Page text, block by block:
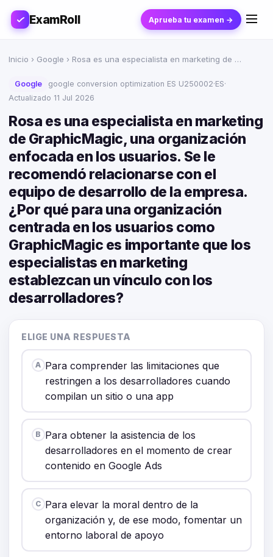
ExamRoll Aprueba tu examen →
Inicio › Google › Rosa es una especialista en marketing de …
Google google conversion optimization ES U250002·ES·
Actualizado 11 Jul 2026
Rosa es una especialista en marketing
de GraphicMagic, una organización
enfocada en los usuarios. Se le
recomendó relacionarse con el
equipo de desarrollo de la empresa.
¿Por qué para una organización
centrada en los usuarios como
GraphicMagic es importante que los
especialistas en marketing
establezcan un vínculo con los
desarrolladores?
ELIGE UNA RESPUESTA
A Para comprender las limitaciones que
restringen a los desarrolladores cuando
compilan un sitio o una app
B Para obtener la asistencia de los
desarrolladores en el momento de crear
contenido en Google Ads
C Para elevar la moral dentro de la
organización y, de ese modo, fomentar un
entorno laboral de apoyo